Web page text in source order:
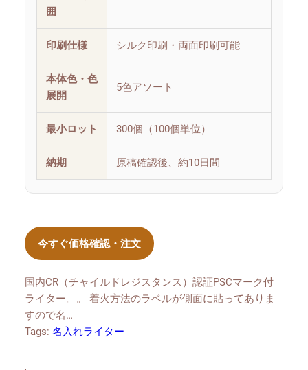
囲
印刷仕様 シルク印刷・両面印刷可能
本体色・色
展開
5色アソート
最小ロット 300個（100個単位）
納期 原稿確認後、約10日間
今すぐ価格確認・注文
国内CR（チャイルドレジスタンス）認証PSCマーク付
ライター。。 着火方法のラベルが側面に貼ってありま
すので名…
Tags: 名入れライター